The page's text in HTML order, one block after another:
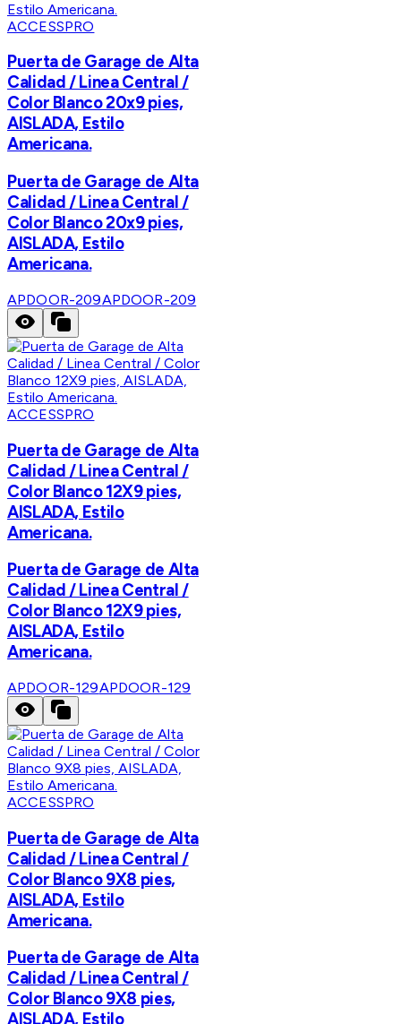
ACCESSPRO
Puerta de Garage de Alta
Calidad / Linea Central /
Color Blanco 20x9 pies,
AISLADA, Estilo
Americana.
Puerta de Garage de Alta
Calidad / Linea Central /
Color Blanco 20x9 pies,
AISLADA, Estilo
Americana.
APDOOR-209APDOOR-209
ACCESSPRO
Puerta de Garage de Alta
Calidad / Linea Central /
Color Blanco 12X9 pies,
AISLADA, Estilo
Americana.
Puerta de Garage de Alta
Calidad / Linea Central /
Color Blanco 12X9 pies,
AISLADA, Estilo
Americana.
APDOOR-129APDOOR-129
ACCESSPRO
Puerta de Garage de Alta
Calidad / Linea Central /
Color Blanco 9X8 pies,
AISLADA, Estilo
Americana.
Puerta de Garage de Alta
Calidad / Linea Central /
Color Blanco 9X8 pies,
AISLADA, Estilo